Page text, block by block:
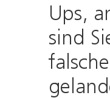
Ups,
sind